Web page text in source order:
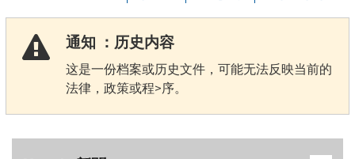
通知 ：历史内容
这是一份档案或历史文件，可能无法反映当前的
法律，政策或程>序。